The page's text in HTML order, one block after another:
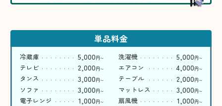
単品料金
冷蔵庫 5,000円〜 洗濯機 5,000円〜
テレビ 2,000円〜 エアコン 4,000円〜
タンス 3,000円〜 テーブル 2,000円〜
ソファ 3,000円〜 マットレス 3,000円〜
電子レンジ 1,000円〜 扇風機 1,000円〜